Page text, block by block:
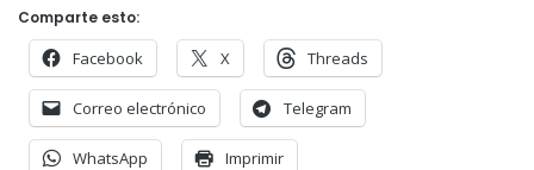
Comparte esto:
Facebook X Threads
Correo electrónico Telegram
WhatsApp Imprimir